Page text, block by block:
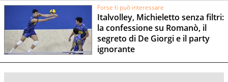
Forse ti può interessare
Italvolley, Michieletto senza filtri:
la confessione su Romanò, il
segreto di De Giorgi e il party
ignorante